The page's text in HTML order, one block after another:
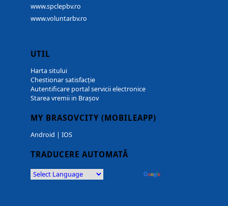
www.spclepbv.ro
www.voluntarbv.ro
UTIL
Harta sitului
Chestionar satisfacție
Autentificare portal servicii electronice
Starea vremii in Brașov
MY BRASOVCITY (MOBILEAPP)
Android | IOS
TRADUCERE AUTOMATĂ